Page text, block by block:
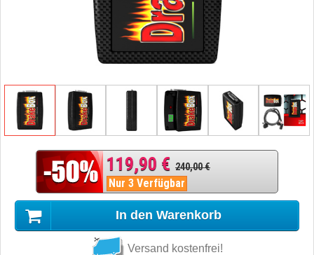
119,90 € 240,00 €
Nur 3 Verfügbar
In den Warenkorb
Versand kostenfrei!